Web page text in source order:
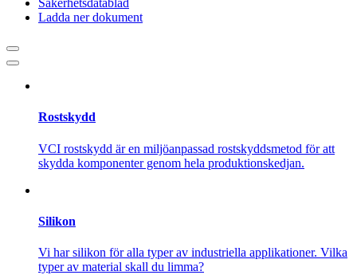
Säkerhetsdatablad
Ladda ner dokument
Rostskydd
VCI rostskydd är en miljöanpassad rostskyddsmetod för att
skydda komponenter genom hela produktionskedjan.
Silikon
Vi har silikon för alla typer av industriella applikationer. Vilka
typer av material skall du limma?